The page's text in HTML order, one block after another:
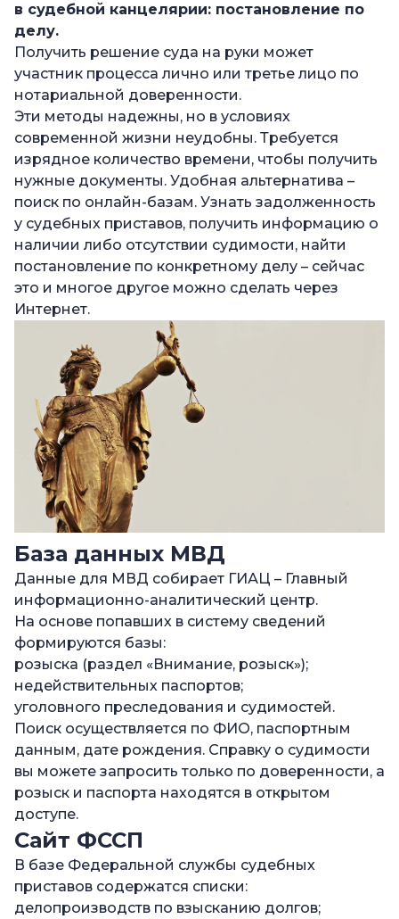
в судебной канцелярии: постановление по
делу.
Получить решение суда на руки может
участник процесса лично или третье лицо по
нотариальной доверенности.
Эти методы надежны, но в условиях
современной жизни неудобны. Требуется
изрядное количество времени, чтобы получить
нужные документы. Удобная альтернатива –
поиск по онлайн-базам. Узнать задолженность
у судебных приставов, получить информацию о
наличии либо отсутствии судимости, найти
постановление по конкретному делу – сейчас
это и многое другое можно сделать через
Интернет.
База данных МВД
Данные для МВД собирает ГИАЦ – Главный
информационно-аналитический центр.
На основе попавших в систему сведений
формируются базы:
розыска (раздел «Внимание, розыск»);
недействительных паспортов;
уголовного преследования и судимостей.
Поиск осуществляется по ФИО, паспортным
данным, дате рождения. Справку о судимости
вы можете запросить только по доверенности, а
розыск и паспорта находятся в открытом
доступе.
Сайт ФССП
В базе Федеральной службы судебных
приставов содержатся списки:
делопроизводств по взысканию долгов;